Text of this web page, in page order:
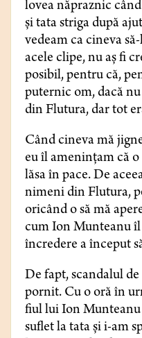
lovea năpraznic
și tata striga după
vedeam ca cineva
acele clipe, nu aș fi
posibil, pentru că,
puternic om, dacă
din Flutura, dar tot
Când cineva mă
eu îl amenințam că
lăsa în pace. De
nimeni din Flutura,
oricând o să mă
cum Ion Munteanu îl
încredere a început
De fapt, scandalul
pornit. Cu o oră în
fiul lui Ion
suflet la tata și i-am